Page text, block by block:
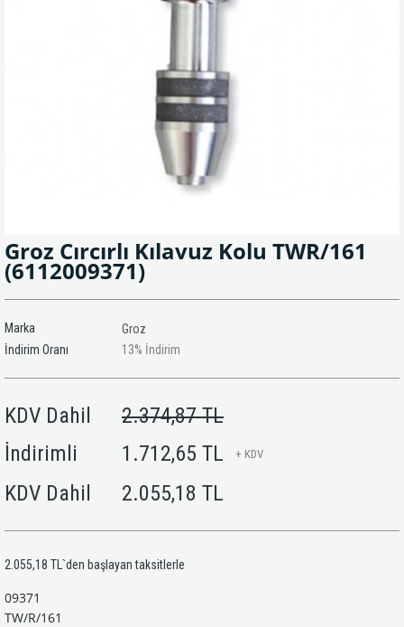
Groz Cırcırlı Kılavuz Kolu TWR/161
(6112009371)
Marka
Groz
İndirim Oranı
%
13 İndirim
KDV Dahil
2.374,87 TL
İndirimli
1.712,65 TL + KDV
KDV Dahil 2.055,18 TL
2.055,18 TL `den başlayan taksitlerle
09371
TW/R/161